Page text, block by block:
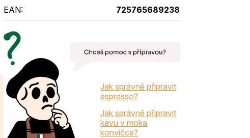
EAN: 725765689238
Jak správně připravit
espresso?
Jak správně připravit
kávu v moka
konvičce?